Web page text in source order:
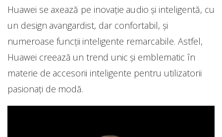
Huawei se axează pe inovație audio și inteligentă, cu
un design avangardist, dar confortabil, și
numeroase funcții inteligente remarcabile. Astfel,
Huawei creează un trend unic și emblematic în
materie de accesorii inteligente pentru utilizatorii
pasionați de modă.